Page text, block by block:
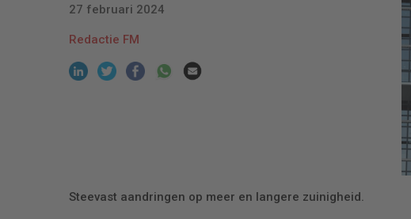
27 februari 2024
Redactie FM
Steevast aandringen op meer en langere zuinigheid.